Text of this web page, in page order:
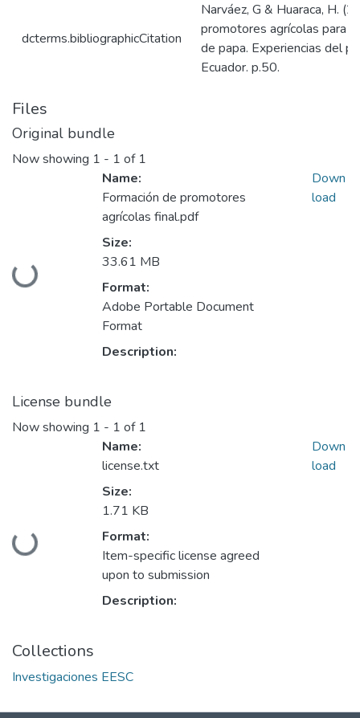
dcterms.bibliographicCitation
Narváez, G & Huaraca, H.
promotores agrícolas para
de papa. Experiencias del
Ecuador. p.50.
Files
Original bundle
Now showing 1 - 1 of 1
Loading...
Name:
Formación de promotores
agrícolas final.pdf
Size:
33.61 MB
Format:
Adobe Portable Document
Format
Description:
Down
load
License bundle
Now showing 1 - 1 of 1
Loading...
Name:
license.txt
Size:
1.71 KB
Format:
Item-specific license agreed
upon to submission
Description:
Down
load
Collections
Investigaciones EESC